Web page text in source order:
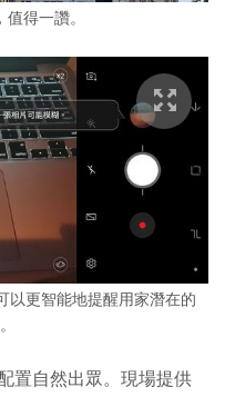
得一讚。
以更智能地提醒用家潛在的
置自然出眾。現場提供